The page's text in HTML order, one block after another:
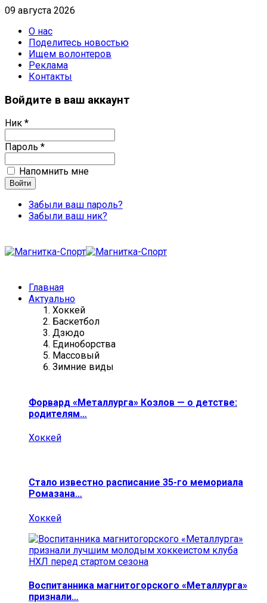
09 августа 2026
О нас
Поделитесь новостью
Ищем волонтеров
Реклама
Контакты
Войдите в ваш аккаунт
Ник *
Пароль *
Напомнить мне
Забыли ваш пароль?
Забыли ваш ник?
Главная
Актуально
Хоккей
Баскетбол
Дзюдо
Единоборства
Массовый
Зимние виды
Форвард «Металлурга» Козлов — о детстве:
родителям…
Хоккей
Стало известно расписание 35-го мемориала
Ромазана…
Хоккей
Воспитанника магнитогорского «Металлурга»
признали…